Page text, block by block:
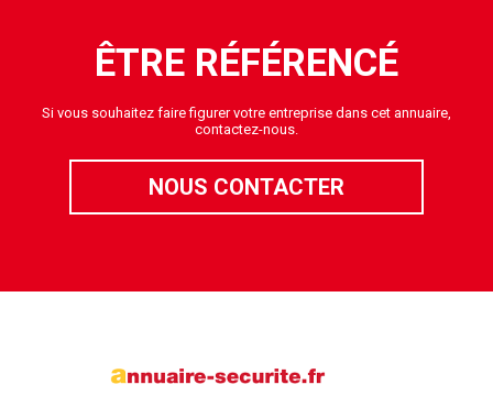
ÊTRE RÉFÉRENCÉ
Si vous souhaitez faire figurer votre entreprise dans cet annuaire,
contactez-nous.
NOUS CONTACTER